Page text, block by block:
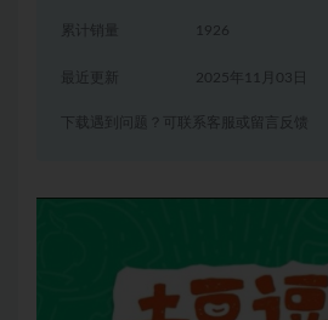
累计销量 1926
2025年11月03日
下载遇到问题？可联系客服或留言反馈